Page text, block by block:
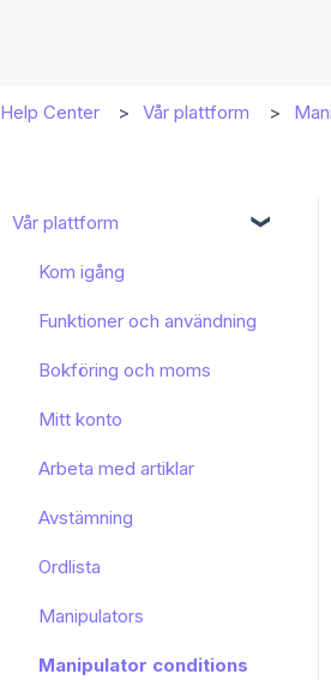
Help Center Vår plattform
Vår plattform
Kom igång
Funktioner och användning
Bokföring och moms
Mitt konto
Arbeta med artiklar
Avstämning
Ordlista
Manipulators
Manipulator conditions